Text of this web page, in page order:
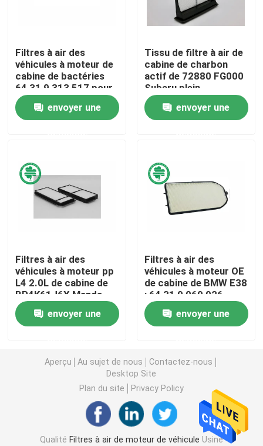
Contactez-nous
Nouvelles
Filtres à air des véhicules à moteur de cabine
Filtre de carburant pour véhicules à moteur
Rotation sur des filtres à huile
Filtres à gazole
Filtres de transmission automatique
Marine Engine Filters
Filtres résistants
Filtres à air des
véhicules à moteur de
cabine de bactéries
64 31 9 313 517 pour
BMW 2006 - 2016
envoyer une
Tissu de filtre à air de
cabine de charbon
actif de 72880 FG000
Subaru plein
envoyer une
Filtres à air des
véhicules à moteur pp
L4 2.0L de cabine de
BP4K61J6X Mazda
envoyer une
Filtres à air des
véhicules à moteur OE
de cabine de BMW E38
: 64 31 9 069 926
envoyer une
Aperçu Au sujet de nous
Contactez-nous
Desktop Site
Plan du site
Privacy Policy
Qualité Filtres à air de moteur de véhicule Usine